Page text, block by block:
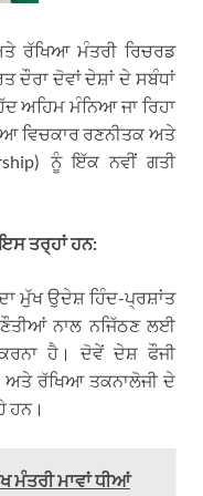
ਰੱਖਿਆ ਮੰਤਰੀ ਰਿਚਰਡ
ਦੌਰਾ ਦੋਵਾਂ ਦੇਸ਼ਾਂ ਦੇ ਸਬੰਧਾਂ
ਅਹਿਮ ਮੰਨਿਆ ਜਾ ਰਿਹਾ
ਵਿਚਕਾਰ ਰਣਨੀਤਕ ਅਤੇ
ਨੂੰ ਇੱਕ ਨਵੀਂ ਗਤੀ
ਤਰ੍ਹਾਂ ਹਨ:
ਮੁੱਖ ਉਦੇਸ਼ ਹਿੰਦ-ਪ੍ਰਸ਼ਾਂਤ
ਨਾਲ ਨਜਿੱਠਣ ਲਈ
ਹੈ। ਦੋਵੇਂ ਦੇਸ਼ ਫੌਜੀ
ਅਤੇ ਰੱਖਿਆ ਤਕਨਾਲੋਜੀ ਦੇ
ਹਨ।
ਮੰਤਰੀ ਮਾਵਾਂ ਧੀਆਂ